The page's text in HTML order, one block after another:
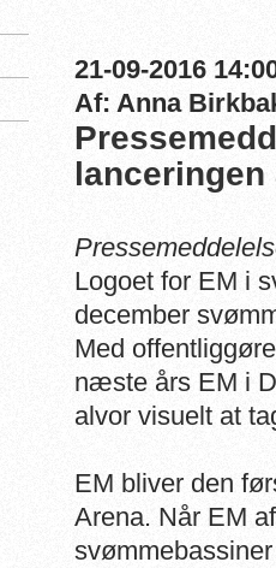
21-09-2016
Af: Anna
lanceringen
Logoet for EM i
december
Med
næste års EM i
alvor visuelt at
EM bliver den
Arena. Når EM